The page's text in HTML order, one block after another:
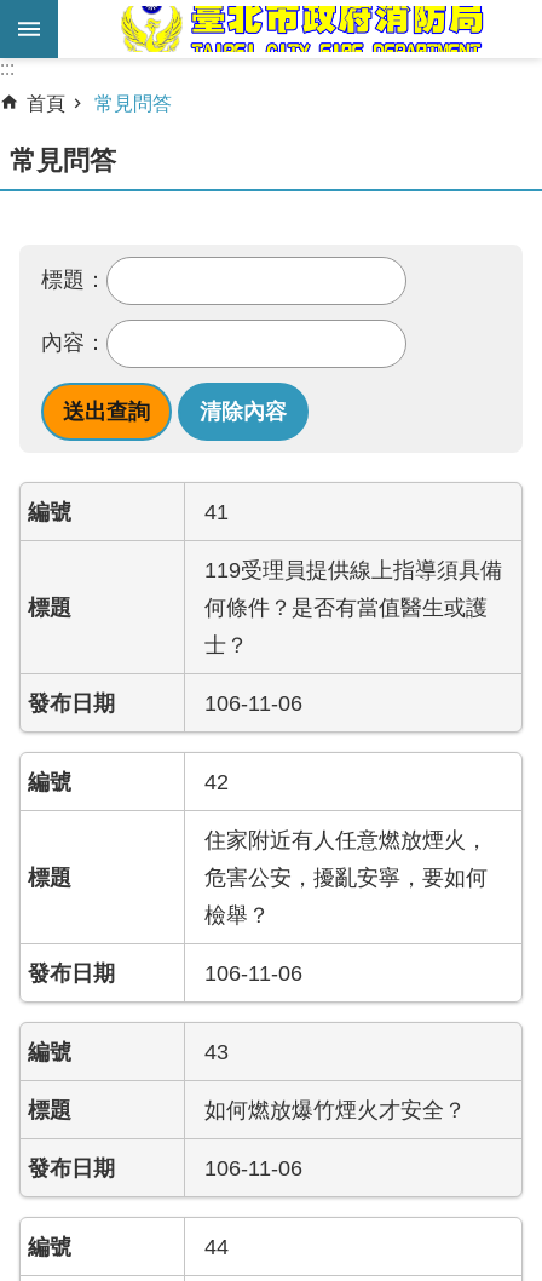
跳到主要內容區塊
進
搜
尋
務
務
機
關
簡
育
下
載
專
區
民
園
政
府
訊
公
開
公
文
開
專
:::
:::
首頁
常見問答
常見問答
標題：
內容：
41
119受理員提供線上指導須具備
何條件？是否有當值醫生或護
士？
106-11-06
42
住家附近有人任意燃放煙火，
危害公安，擾亂安寧，要如何
檢舉？
106-11-06
43
如何燃放爆竹煙火才安全？
106-11-06
44